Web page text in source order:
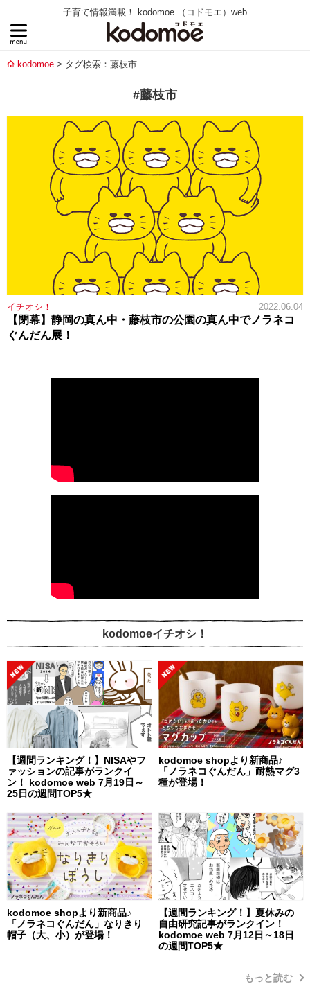
子育て情報満載！ kodomoe （コドモエ）web
kodomoe タグ検索：藤枝市
#藤枝市
イチオシ！ 2022.06.04
【閉幕】静岡の真ん中・藤枝市の公園の真ん中でノラネコ
ぐんだん展！
kodomoeイチオシ！
【週間ランキング！】NISAやフ
ァッションの記事がランクイ
ン！ kodomoe web 7月19日～
25日の週間TOP5★
kodomoe shopより新商品♪
「ノラネコぐんだん」耐熱マグ3
種が登場！
kodomoe shopより新商品♪
「ノラネコぐんだん」なりきり
帽子（大、小）が登場！
【週間ランキング！】夏休みの
自由研究記事がランクイン！
kodomoe web 7月12日～18日
の週間TOP5★
もっと読む